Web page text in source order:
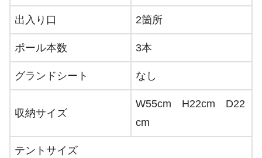
出入り口 2箇所
ポール本数 3本
グランドシート なし
収納サイズ
W55cm H22cm D22
cm
テントサイズ